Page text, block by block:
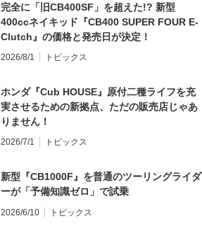
完全に「旧CB400SF」を超えた!? 新型
400ccネイキッド『CB400 SUPER FOUR E-
Clutch』の価格と発売日が決定！
2026/8/1 トピックス
ホンダ『Cub HOUSE』原付二種ライフを充
実させるための新拠点、ただの販売店じゃあ
りません！
2026/7/1 トピックス
新型『CB1000F』を普通のツーリングライダ
ーが「予備知識ゼロ」で試乗
2026/6/10 トピックス